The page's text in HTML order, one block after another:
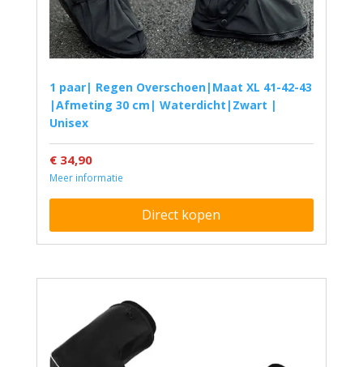
1 paar| Regen Overschoen|Maat XL 41-42-43
|Afmeting 30 cm| Waterdicht|Zwart |
Unisex
€ 34,90
Meer informatie
Direct kopen